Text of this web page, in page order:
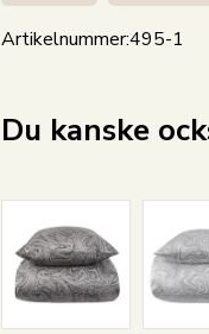
Artikelnummer:495-1
Du kanske